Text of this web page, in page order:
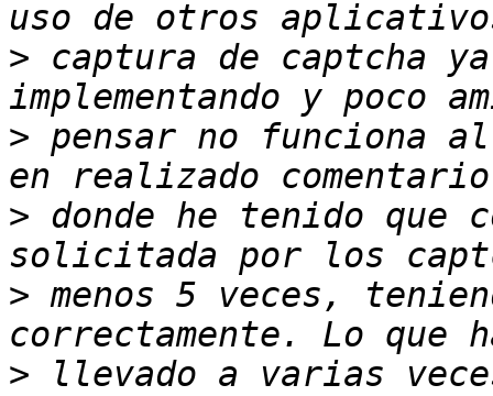
> captura de captcha
> pensar no funciona al
> donde he tenido que
> menos 5 veces,
> llevado a varias